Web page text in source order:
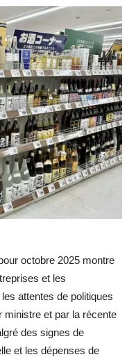
octobre 2025 montre
et les
attentes de politiques
et par la récente
des signes de
et les dépenses de